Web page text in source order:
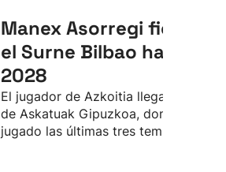
Manex Asorregi ficha
el Surne Bilbao hasta
2028
El jugador de Azkoitia llega
de Askatuak Gipuzkoa, donde ha
jugado las últimas tres temporadas.